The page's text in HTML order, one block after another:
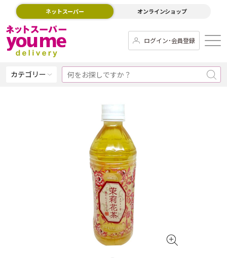
ネットスーパー オンラインショップ
ログイン･会員登録
カテゴリー